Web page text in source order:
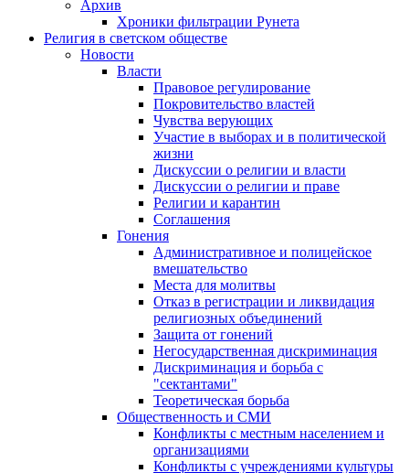
Архив
Хроники фильтрации Рунета
Религия в светском обществе
Новости
Власти
Правовое регулирование
Покровительство властей
Чувства верующих
Участие в выборах и в политической
жизни
Дискуссии о религии и власти
Дискуссии о религии и праве
Религии и карантин
Соглашения
Гонения
Административное и полицейское
вмешательство
Места для молитвы
Отказ в регистрации и ликвидация
религиозных объединений
Защита от гонений
Негосударственная дискриминация
Дискриминация и борьба с
"сектантами"
Теоретическая борьба
Общественность и СМИ
Конфликты с местным населением и
организациями
Конфликты с учреждениями культуры